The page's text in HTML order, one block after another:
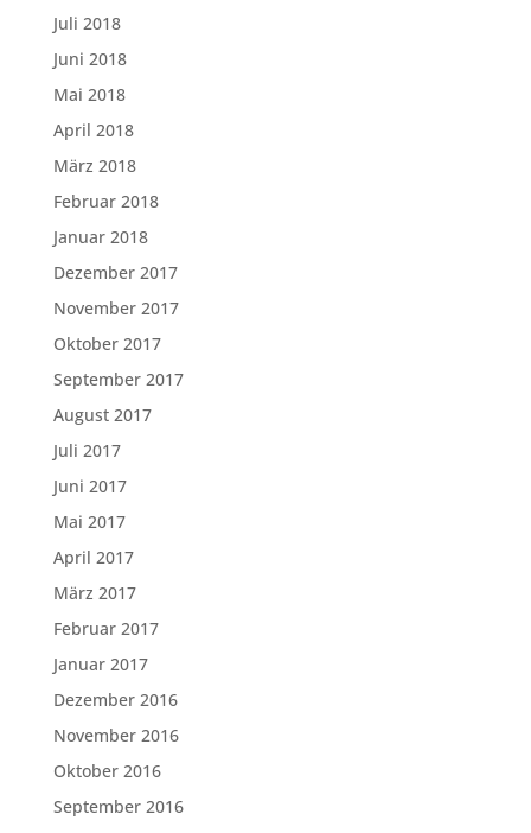
Juli 2018
Juni 2018
Mai 2018
April 2018
März 2018
Februar 2018
Januar 2018
Dezember 2017
November 2017
Oktober 2017
September 2017
August 2017
Juli 2017
Juni 2017
Mai 2017
April 2017
März 2017
Februar 2017
Januar 2017
Dezember 2016
November 2016
Oktober 2016
September 2016